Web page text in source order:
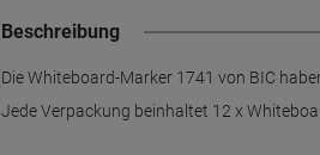
Beschreibung
Die Whiteboard-Marker 1741 von BIC
Jede Verpackung beinhaltet 12 x